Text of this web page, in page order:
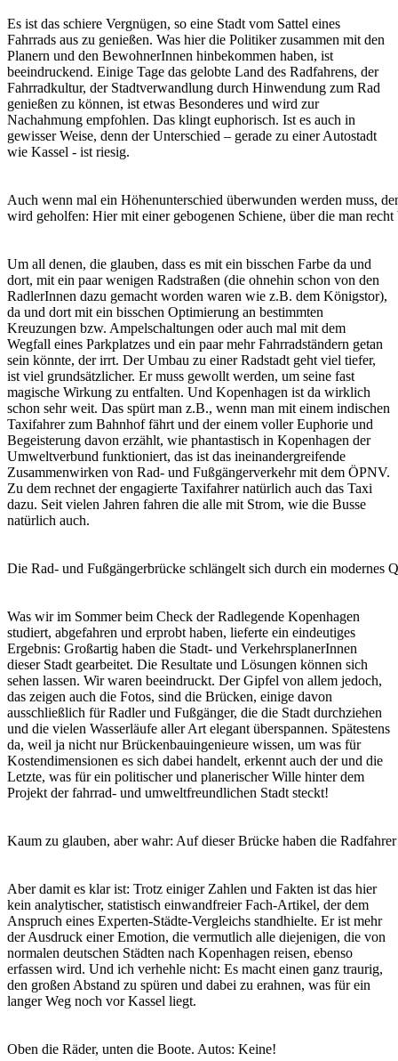
Es ist das schiere Vergnügen, so eine Stadt vom Sattel eines
Fahrrads aus zu genießen. Was hier die Politiker zusammen mit den
Planern und den BewohnerInnen hinbekommen haben, ist
beeindruckend. Einige Tage das gelobte Land des Radfahrens, der
Fahrradkultur, der Stadtverwandlung durch Hinwendung zum Rad
genießen zu können, ist etwas Besonderes und wird zur
Nachahmung empfohlen. Das klingt euphorisch. Ist es auch in
gewisser Weise, denn der Unterschied – gerade zu einer Autostadt
wie Kassel - ist riesig.
Auch wenn mal ein Höhenunterschied überwunden werden muss,
wird geholfen: Hier mit einer gebogenen Schiene, über die man
Um all denen, die glauben, dass es mit ein bisschen Farbe da und
dort, mit ein paar wenigen Radstraßen (die ohnehin schon von den
RadlerInnen dazu gemacht worden waren wie z.B. dem Königstor),
da und dort mit ein bisschen Optimierung an bestimmten
Kreuzungen bzw. Ampelschaltungen oder auch mal mit dem
Wegfall eines Parkplatzes und ein paar mehr Fahrradständern getan
sein könnte, der irrt. Der Umbau zu einer Radstadt geht viel tiefer,
ist viel grundsätzlicher. Er muss gewollt werden, um seine fast
magische Wirkung zu entfalten. Und Kopenhagen ist da wirklich
schon sehr weit. Das spürt man z.B., wenn man mit einem indischen
Taxifahrer zum Bahnhof fährt und der einem voller Euphorie und
Begeisterung davon erzählt, wie phantastisch in Kopenhagen der
Umweltverbund funktioniert, das ist das ineinandergreifende
Zusammenwirken von Rad- und Fußgängerverkehr mit dem ÖPNV.
Zu dem rechnet der engagierte Taxifahrer natürlich auch das Taxi
dazu. Seit vielen Jahren fahren die alle mit Strom, wie die Busse
natürlich auch.
Die Rad- und Fußgängerbrücke schlängelt sich durch ein modernes
Was wir im Sommer beim Check der Radlegende Kopenhagen
studiert, abgefahren und erprobt haben, lieferte ein eindeutiges
Ergebnis: Großartig haben die Stadt- und VerkehrsplanerInnen
dieser Stadt gearbeitet. Die Resultate und Lösungen können sich
sehen lassen. Wir waren beeindruckt. Der Gipfel von allem jedoch,
das zeigen auch die Fotos, sind die Brücken, einige davon
ausschließlich für Radler und Fußgänger, die die Stadt durchziehen
und die vielen Wasserläufe aller Art elegant überspannen. Spätestens
da, weil ja nicht nur Brückenbauingenieure wissen, um was für
Kostendimensionen es sich dabei handelt, erkennt auch der und die
Letzte, was für ein politischer und planerischer Wille hinter dem
Projekt der fahrrad- und umweltfreundlichen Stadt steckt!
Kaum zu glauben, aber wahr: Auf dieser Brücke haben die
Aber damit es klar ist: Trotz einiger Zahlen und Fakten ist das hier
kein analytischer, statistisch einwandfreier Fach-Artikel, der dem
Anspruch eines Experten-Städte-Vergleichs standhielte. Er ist mehr
der Ausdruck einer Emotion, die vermutlich alle diejenigen, die von
normalen deutschen Städten nach Kopenhagen reisen, ebenso
erfassen wird. Und ich verhehle nicht: Es macht einen ganz traurig,
den großen Abstand zu spüren und dabei zu erahnen, was für ein
langer Weg noch vor Kassel liegt.
Oben die Räder, unten die Boote. Autos: Keine!